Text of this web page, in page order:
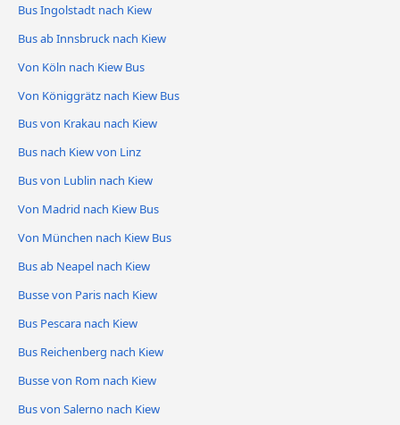
Bus Ingolstadt nach Kiew
Bus ab Innsbruck nach Kiew
Von Köln nach Kiew Bus
Von Königgrätz nach Kiew Bus
Bus von Krakau nach Kiew
Bus nach Kiew von Linz
Bus von Lublin nach Kiew
Von Madrid nach Kiew Bus
Von München nach Kiew Bus
Bus ab Neapel nach Kiew
Busse von Paris nach Kiew
Bus Pescara nach Kiew
Bus Reichenberg nach Kiew
Busse von Rom nach Kiew
Bus von Salerno nach Kiew